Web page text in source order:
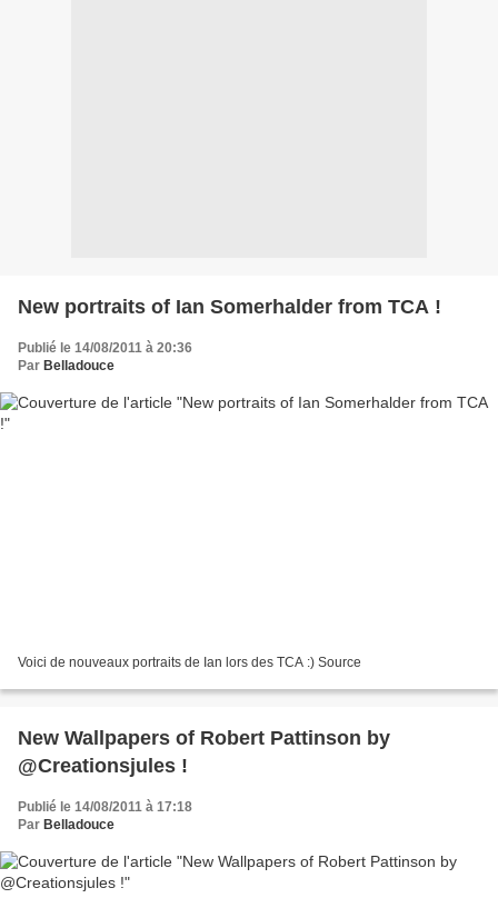
New portraits of Ian Somerhalder from TCA !
Publié le 14/08/2011 à 20:36
Par Belladouce
Voici de nouveaux portraits de Ian lors des TCA :) Source
New Wallpapers of Robert Pattinson by
@Creationsjules !
Publié le 14/08/2011 à 17:18
Par Belladouce